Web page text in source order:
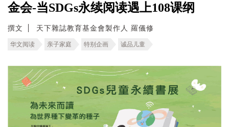
金会-当SDGs永续阅读遇上108课纲
撰文 天下雜誌教育基金會製作人 羅儀修
华文阅读 亲子家庭 特别企画 诚品儿童